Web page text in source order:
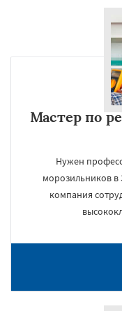
Мастер по
Нужен
морозильников
компания